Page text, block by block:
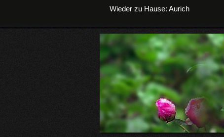
Wieder zu Hause: Aurich